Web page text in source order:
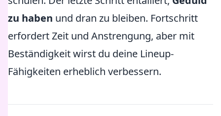
zu haben und dran zu bleiben. Fortschritt
erfordert Zeit und Anstrengung, aber mit
Beständigkeit wirst du deine Lineup-
Fähigkeiten erheblich verbessern.